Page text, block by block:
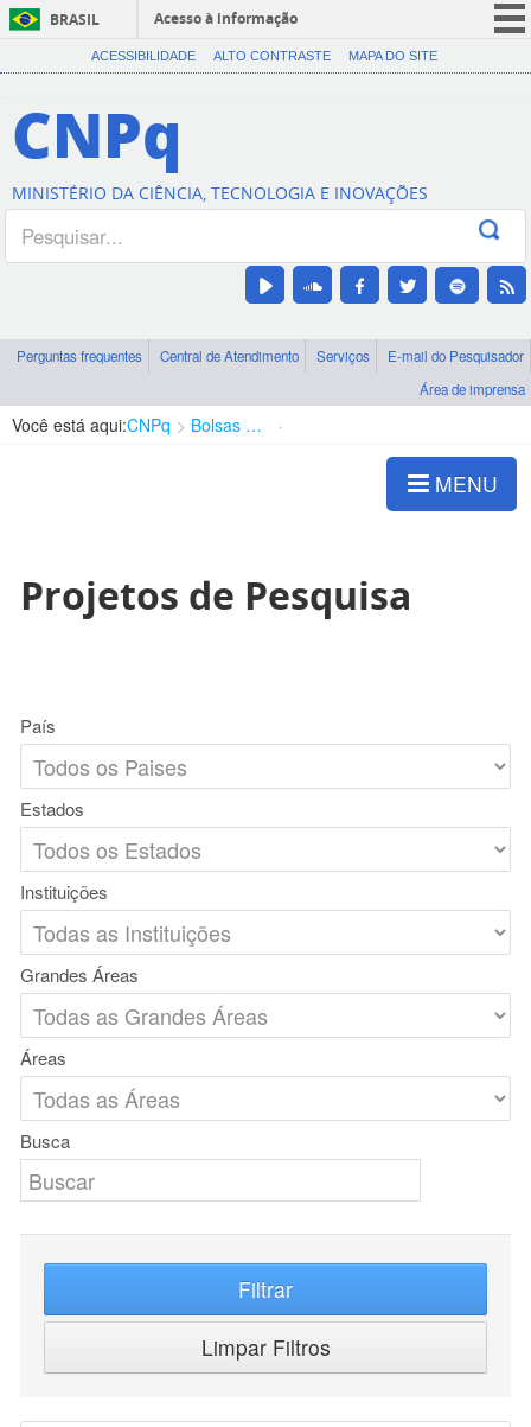
BRASIL
Acesso à informação
CORONAVÍRUS (COVID-19)
Canais
ACESSIBILIDADE ALTO CONTRASTE MAPA DO SITE
CNPq
MINISTÉRIO DA CIÊNCIA, TECNOLOGIA E INOVAÇÕES
Perguntas frequentes Central de Atendimento Serviços
E-mail do Pesquisador
Área de imprensa
Você está aqui:CNPq Bolsas e Auxílios Vigentes
MENU
Projetos de Pesquisa
País
Estados
Instituições
Grandes Áreas
Áreas
Busca
Filtrar
Limpar Filtros